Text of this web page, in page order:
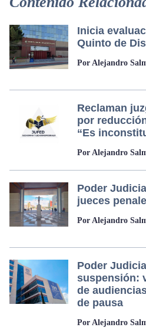
Inicia
Quinto de
Por Alejandro
Reclaman
por
“Es
Por Alejandro
Poder
jueces
Por Alejandro
Poder
suspensión:
de
de pausa
Por Alejandro